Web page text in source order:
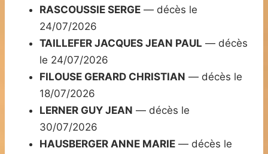
RASCOUSSIE SERGE — décès le
24/07/2026
TAILLEFER JACQUES JEAN PAUL — décès
le 24/07/2026
FILOUSE GERARD CHRISTIAN — décès le
18/07/2026
LERNER GUY JEAN — décès le
30/07/2026
HAUSBERGER ANNE MARIE — décès le